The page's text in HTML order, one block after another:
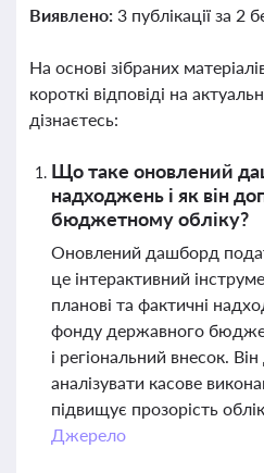
Виявлено: 3 публікації за 2
На основі зібраних
короткі відповіді на
дізнаєтесь:
Що таке оновлений
надходжень і як він
бюджетному обліку?
Оновлений дашборд
це інтерактивний
планові та фактичні
фонду державного
і регіональний внесок.
аналізувати касове
підвищує прозорість
Джерело